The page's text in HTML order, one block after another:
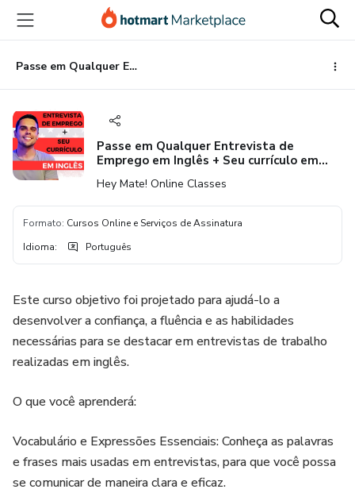
para
conteúdo
principal
para
pagamento
para
rodapé
Passe em Qualquer Entrevista de Emprego em Inglês + Seu currículo em Inglês
Passe em Qualquer Entrevista de
Emprego em Inglês + Seu currículo em
Hey Mate! Online Classes
Formato: Cursos Online e Serviços de Assinatura
Idioma: Português
Este curso objetivo foi projetado para ajudá-lo a
desenvolver a confiança, a fluência e as habilidades
necessárias para se destacar em entrevistas de trabalho
realizadas em inglês.
O que você aprenderá:
Vocabulário e Expressões Essenciais: Conheça as palavras
e frases mais usadas em entrevistas, para que você possa
se comunicar de maneira clara e eficaz.